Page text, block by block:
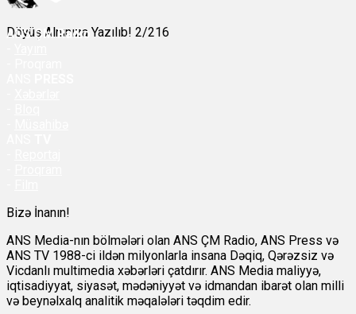
Döyüş Alnınıza Yazılıb! 2/216
ANSÇM Radio
Bizə İnanın!
ANS Media-nın bölmələri olan ANS ÇM Radio, ANS Press və
ANS TV 1988-ci ildən milyonlarla insana Dəqiq, Qərəzsiz və
Vicdanlı multimedia xəbərləri çatdırır. ANS Media maliyyə,
iqtisadiyyat, siyasət, mədəniyyət və idmandan ibarət olan milli
və beynəlxalq analitik məqalələri təqdim edir.